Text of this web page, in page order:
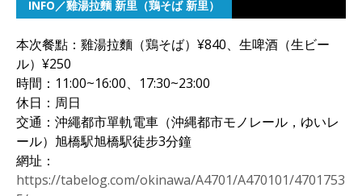
INFO／雞湯拉麵 新里（鶏そば 新里）
本次餐點：雞湯拉麵（鶏そば）¥840、生啤酒（生ビー
ル）¥250
時間：11:00~16:00、17:30~23:00
休日：周日
交通：沖繩都市單軌電車（沖縄都市モノレール，ゆいレ
ール）旭橋駅旭橋駅徒步3分鐘
網址：
https://tabelog.com/okinawa/A4701/A470101/4701753